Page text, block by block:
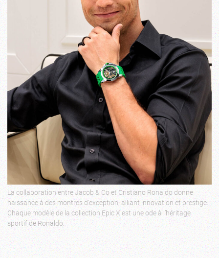
La collaboration entre Jacob & Co et Cristiano Ronaldo donne
naissance à des montres d’exception, alliant innovation et prestige.
Chaque modèle de la collection Epic X est une ode à l’héritage
sportif de Ronaldo.